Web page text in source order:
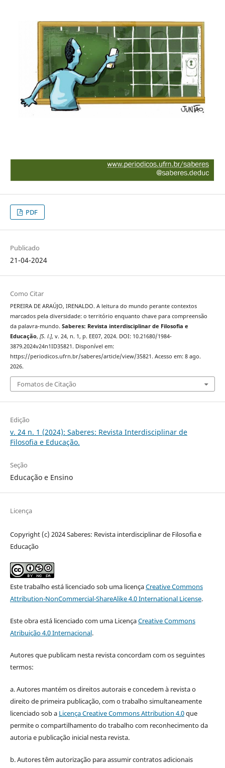
PDF
Publicado
21-04-2024
Como Citar
PEREIRA DE ARAÚJO, IRENALDO. A leitura do mundo perante contextos
marcados pela diversidade: o território enquanto chave para compreensão
da palavra-mundo. Saberes: Revista interdisciplinar de Filosofia e
Educação, [S. l.], v. 24, n. 1, p. EE07, 2024. DOI: 10.21680/1984-
3879.2024v24n1ID35821. Disponível em:
https://periodicos.ufrn.br/saberes/article/view/35821. Acesso em: 8 ago.
2026.
Fomatos de Citação
Edição
v. 24 n. 1 (2024): Saberes: Revista Interdisciplinar de
Filosofia e Educação.
Seção
Educação e Ensino
Licença
Copyright (c) 2024 Saberes: Revista interdisciplinar de Filosofia e
Educação
Este trabalho está licenciado sob uma licençaCreative Commons
Attribution-NonCommercial-ShareAlike 4.0 International License.
Este obra está licenciado com uma LicençaCreative Commons
Atribuição 4.0 Internacional.
Autores que publicam nesta revista concordam com os seguintes
termos:
a. Autores mantém os direitos autorais e concedem à revista o
direito de primeira publicação, com o trabalho simultaneamente
licenciado sob a Licença Creative Commons Attribution 4.0que
permite o compartilhamento do trabalho com reconhecimento da
autoria e publicação inicial nesta revista.
b. Autores têm autorização para assumir contratos adicionais